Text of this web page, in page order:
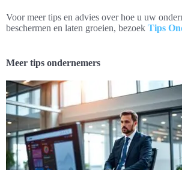
Voor meer tips en advies over hoe u uw
beschermen en laten groeien, bezoek Tips
Meer tips ondernemers